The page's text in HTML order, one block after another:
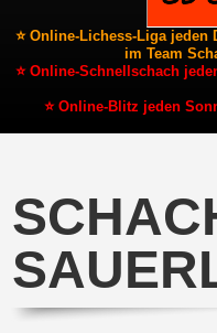
⭐ Online-Lichess-Liga jeden
im Team
⭐ Online-Schnellschach
⭐ Online-Blitz jeden